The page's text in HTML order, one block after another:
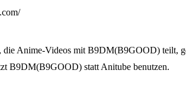
Anime-Videos mit B9DM(B9GOOD) teilt,
B9DM(B9GOOD) statt Anitube benutzen.